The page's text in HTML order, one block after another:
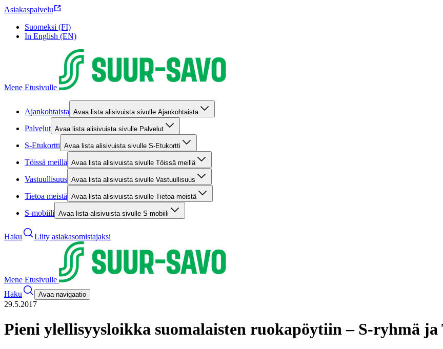
Asiakaspalvelu
Suomeksi (FI)
In English (EN)
Mene Etusivulle
Ajankohtaista Avaa lista alisivuista sivulle Ajankohtaista
Palvelut Avaa lista alisivuista sivulle Palvelut
S-Etukortti Avaa lista alisivuista sivulle S-Etukortti
Töissä meillä Avaa lista alisivuista sivulle Töissä meillä
Vastuullisuus Avaa lista alisivuista sivulle Vastuullisuus
Tietoa meistä Avaa lista alisivuista sivulle Tietoa meistä
S-mobiili Avaa lista alisivuista sivulle S-mobiili
Haku Liity asiakasomistajaksi
Mene Etusivulle
Haku
Avaa navigaatio
29.5.2017
Pieni ylellisyysloikka suomalaisten ruokapöytiin – S-ryhmä ja